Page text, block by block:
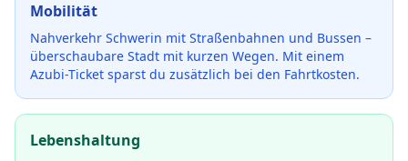
Mobilität
Nahverkehr Schwerin mit Straßenbahnen und Bussen –
überschaubare Stadt mit kurzen Wegen. Mit einem
Azubi-Ticket sparst du zusätzlich bei den Fahrtkosten.
Lebenshaltung